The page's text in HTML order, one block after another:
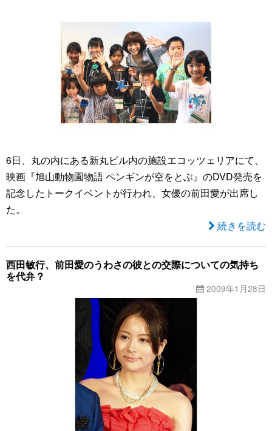
6日、丸の内にある新丸ビル内の施設エコッツェリアにて、
映画『旭山動物園物語 ペンギンが空をとぶ』のDVD発売を
記念したトークイベントが行われ、女優の前田愛が出席し
た。
続きを読む
西田敏行、前田愛のうわさの彼との交際についての気持ち
を代弁？
2009年1月28日